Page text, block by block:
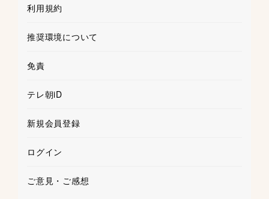
利用規約
推奨環境について
免責
テレ朝iD
新規会員登録
ログイン
ご意見・ご感想